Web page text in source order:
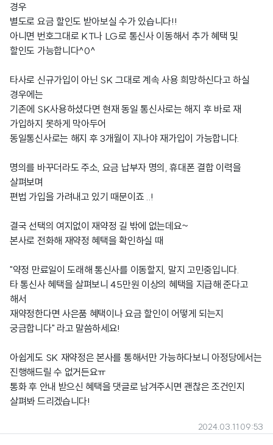
경우
별도로 요금 할인도 받아보실 수가 있습니다!!
아니면 번호그대로 KT나 LG로 통신사 이동해서 추가 혜택 및
할인도 가능합니다^0^
타사로 신규가입이 아닌 SK 그대로 계속 사용 희망하신다고 하실
경우에는
기존에 SK사용하셨다면 현재 동일 통신사로는 해지 후 바로 재
가입하지 못하게 막아두어
동일통신사로는 해지 후 3개월이 지나야 재가입이 가능합니다.
명의를 바꾸더라도 주소, 요금 납부자 명의, 휴대폰 결합 이력을
살펴보며
편법 가입을 가려내고 있기 때문이죠 ..!
결국 선택의 여지없이 재약정 길 밖에 없는데요~
본사로 전화해 재약정 혜택을 확인하실 때
"약정 만료일이 도래해 통신사를 이동할지, 말지 고민중입니다.
타 통신사 혜택을 살펴보니 45만원 이상의 혜택을 지급해 준다고
해서
재약정한다면 사은품 혜택이나 요금 할인이 어떻게 되는지
궁금합니다" 라고 말씀하세요!
아쉽게도 SK 재약정은 본사를 통해서만 가능하다보니 아정당에서는
진행해드릴 수 없거든요ㅠ
통화 후 안내 받으신 혜택을 댓글로 남겨주시면 괜찮은 조건인지
살펴봐 드리겠습니다!
2024.03.11 09:53